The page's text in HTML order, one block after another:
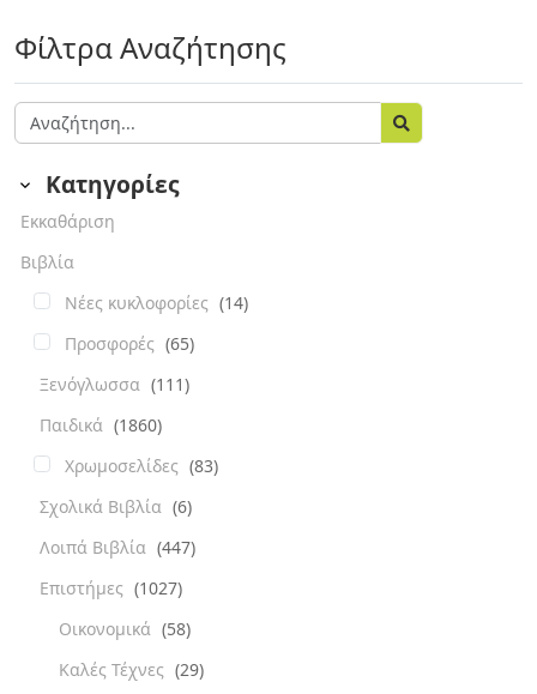
Φίλτρα Αναζήτησης
Κατηγορίες
Εκκαθάριση
Βιβλία
Νέες κυκλοφορίες (14)
Προσφορές (65)
Ξενόγλωσσα (111)
Παιδικά (1860)
Χρωμοσελίδες (83)
Σχολικά Βιβλία (6)
Λοιπά Βιβλία (447)
Επιστήμες (1027)
Οικονομικά (58)
Καλές Τέχνες (29)